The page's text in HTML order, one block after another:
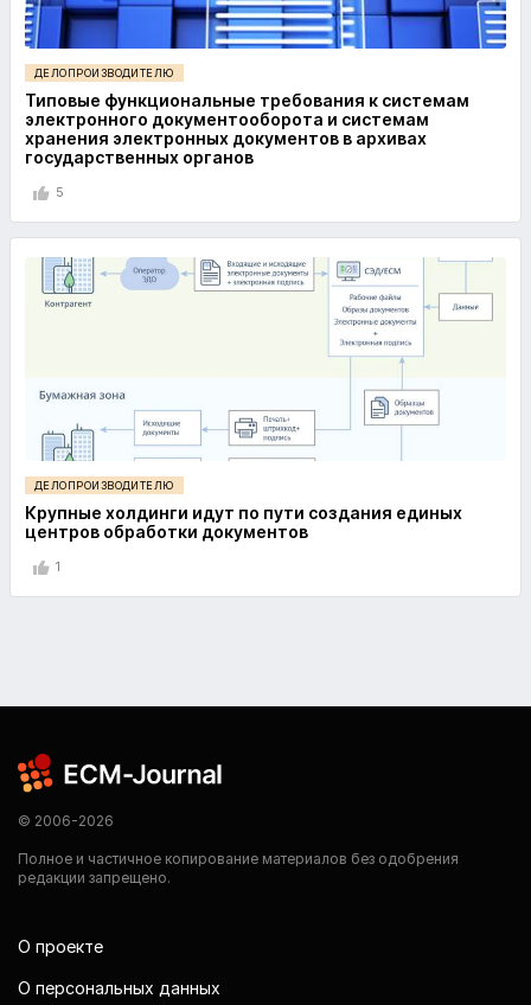
ДЕЛОПРОИЗВОДИТЕЛЮ
Типовые функциональные требования к системам
электронного документооборота и системам
хранения электронных документов в архивах
государственных органов
5
ДЕЛОПРОИЗВОДИТЕЛЮ
Крупные холдинги идут по пути создания единых
центров обработки документов
1
© 2006-2026
Полное и частичное копирование материалов без одобрения
редакции запрещено.
О проекте
О персональных данных